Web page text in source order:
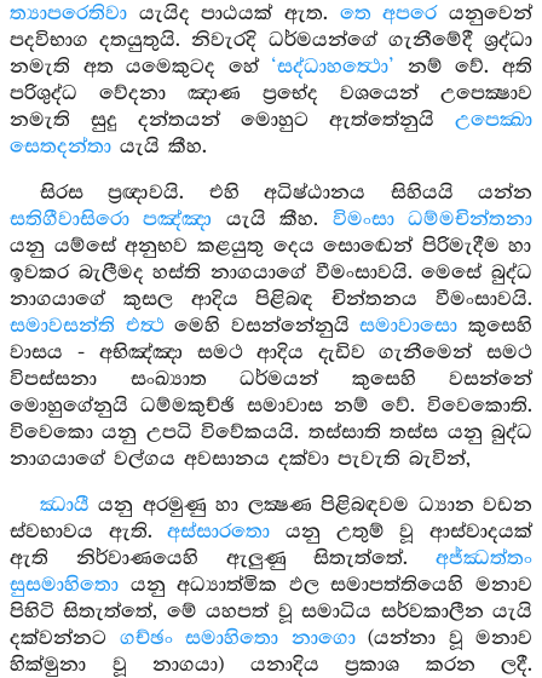
ත්‍යාපරෙතිවා යැයිද පාඨයක් ඇත. තෙ අපරෙයනුවෙන්
පදවිභාග දතයුතුයි. නිවැරදි ධර්මයන්ගේ ගැනීමේදී ශ්‍රද්ධා
නමැති අත යමෙකුටද හේ ‘සද්ධාහත්‍ථො’ නම් වේ. අති
පරිශුද්ධ වේදනා ඤාණ ප්‍රභේද වශයෙන් උපෙක්‍ෂාව
නමැති සුදු දන්තයන් මොහුට ඇත්තේනුයි උපෙක්‍ඛා
සෙතදන්තා යැයි කීහ.
සිරස ප්‍රඥාවයි. එහි අධිෂ්ඨානය සිහියයි යන්න
සතිගීවාසිරො පඤ්ඤා යැයි කීහ. විමංසා ධම්මචින්තනා
යනු යම්සේ අනුභව කළයුතු දෙය සොඬෙන් පිරිමැදීම හා
ඉවකර බැලීමද හස්ති නාගයාගේ වීමංසාවයි. මෙසේ බුද්ධ
නාගයාගේ කුසල ආදිය පිළිබඳ චින්තනය වීමංසාවයි.
සමාවසන්ති එත්‍ථමෙහි වසන්නේනුයිසමාවාසො කුසෙහි
වාසය - අභිඤ්ඤා සමථ ආදිය දැඩිව ගැනීමෙන් සමථ
විපස්සනා සංඛ්‍යාත ධර්මයන් කුසෙහි වසන්නේ
මොහුගේනුයි ධම්මකුච්ඡි සමාවාස නම් වේ. විවෙකොති.
විවෙකො යනු උපධි විවේකයයි. තස්සාති තස්ස යනු බුද්ධ
නාගයාගේ වල්ගය අවසානය දක්වා පැවැති බැවින්,
ඣායීයනු අරමුණු හා ලක්‍ෂණ පිළිබඳවම ධ්‍යාන වඩන
ස්වභාවය ඇති.අස්සාරතො යනු උතුම් වූ ආස්වාදයක්
ඇති නිර්වාණයෙහි ඇලුණු සිතැත්තේ. අජ්ඣත්තං
සුසමාහිතො යනු අධ්‍යාත්මික ඵල සමාපත්තියෙහි මනාව
පිහිටි සිතැත්තේ, මේ යහපත් වූ සමාධිය සර්වකාලීන යැයි
දක්වන්නට ගච්ඡං සමාහිතො නාගො(යන්නා වූ මනාව
හික්මුනා වූ නාගයා) යනාදිය ප්‍රකාශ කරන ලදී.